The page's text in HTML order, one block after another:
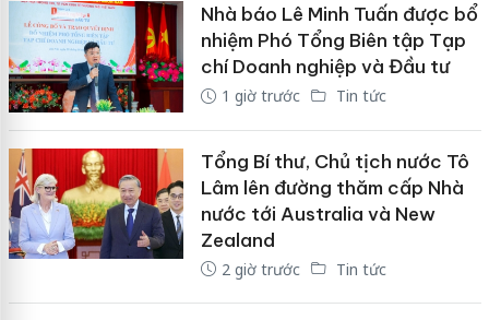
Nhà báo Lê Minh Tuấn được bổ
nhiệm Phó Tổng Biên tập Tạp
chí Doanh nghiệp và Đầu tư
1 giờ trước Tin tức
Tổng Bí thư, Chủ tịch nước Tô
Lâm lên đường thăm cấp Nhà
nước tới Australia và New
Zealand
2 giờ trước Tin tức